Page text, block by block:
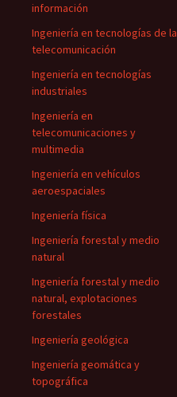
información
Ingeniería en tecnologías de la
telecomunicación
Ingeniería en tecnologías
industriales
Ingeniería en
telecomunicaciones y
multimedia
Ingeniería en vehículos
aeroespaciales
Ingeniería física
Ingeniería forestal y medio
natural
Ingeniería forestal y medio
natural, explotaciones
forestales
Ingeniería geológica
Ingeniería geomática y
topográfica